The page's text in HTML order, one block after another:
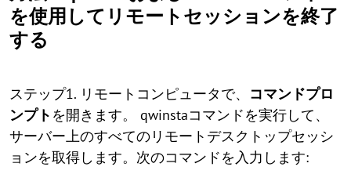
を使用してリモートセッションを終了
する
ステップ1. リモートコンピュータで、 コマンドプロ
ンプト を開きます。 qwinstaコマンドを実行して、
サーバー上のすべてのリモートデスクトップセッシ
ョンを取得します。次のコマンドを入力します: